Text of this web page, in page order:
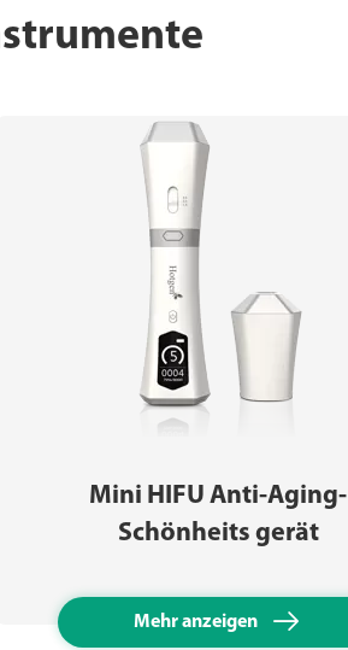
Mini HIFU Anti-Aging-
Schönheits gerät
Mehr anzeigen 